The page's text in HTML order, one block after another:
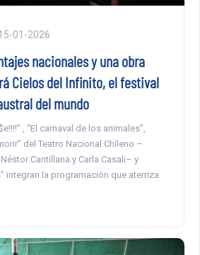
01-2026
nacionales y una obra
Cielos del Infinito, el festival
del mundo
, “El carnaval de los animales”,
del Teatro Nacional Chileno –
Cantillana y Carla Casali– y
integran la programación que aterriza